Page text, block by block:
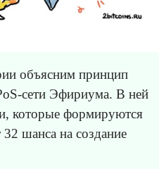
объясним принцип
сети Эфириума. В ней
которые формируются
шанса на создание